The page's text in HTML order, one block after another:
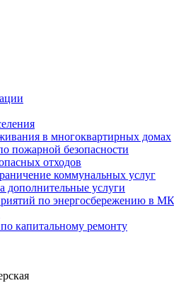
в многоквартирных домах
пожарной безопасности
отходов
коммунальных услуг
дополнительные услуги
по энергосбережению в
капитальному ремонту